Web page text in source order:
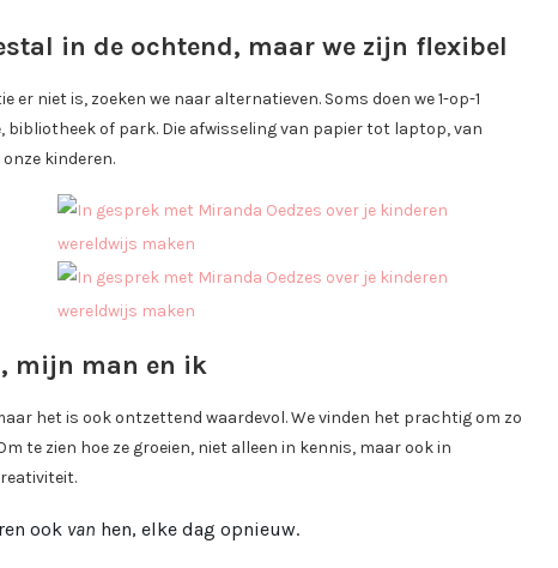
in de ochtend, maar we zijn flexibel
er niet is, zoeken we naar alternatieven. Soms doen we 1-op-1
of park. Die afwisseling van papier tot laptop, van
kinderen.
mijn man en ik
het is ook ontzettend waardevol. We vinden het prachtig om zo
te zien hoe ze groeien, niet alleen in kennis, maar ook in
ook van hen, elke dag opnieuw.